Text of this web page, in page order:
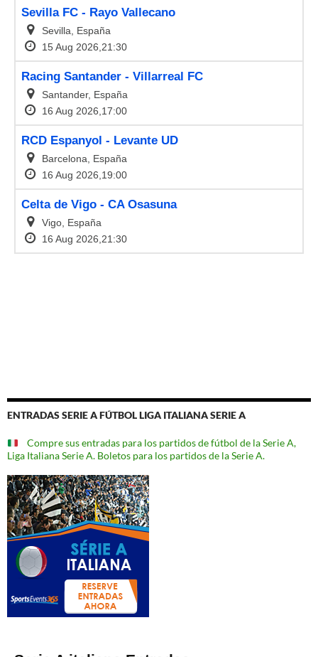
ENTRADAS SERIE A FÚTBOL LIGA ITALIANA SERIE A
Compre sus entradas para los partidos de fútbol de la Serie A,
Liga Italiana Serie A. Boletos para los partidos de la Serie A.